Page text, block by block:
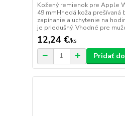
Kožený remienok pre Apple
49 mmHnedá koža prešívaná
zapínanie a uchytenie na
je priedušný. Vhodné pre
12,24 €/ks
Pridať